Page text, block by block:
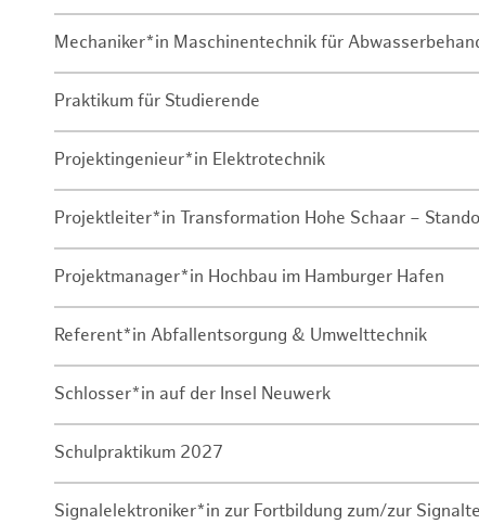
Mechaniker*in Maschinentechnik für
Praktikum für Studierende
Projektingenieur*in Elektrotechnik
Projektleiter*in Transformation Hohe Schaar –
Projektmanager*in Hochbau im Hamburger Hafen
Referent*in Abfallentsorgung & Umwelttechnik
Schlosser*in auf der Insel Neuwerk
Schulpraktikum 2027
Signalelektroniker*in zur Fortbildung zum/zur